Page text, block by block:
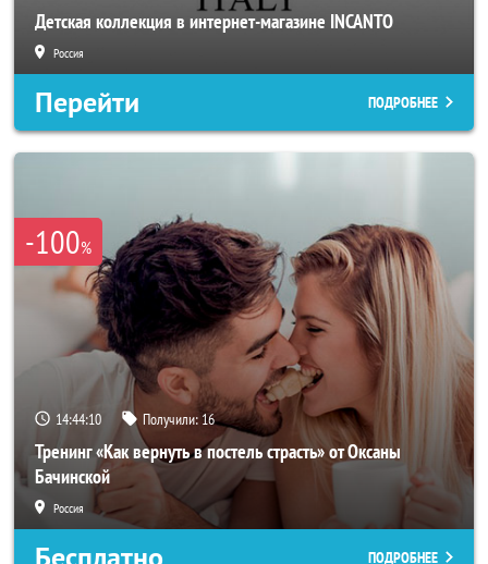
Детская коллекция в интернет-магазине INCANTO
Россия
Перейти ПОДРОБНЕЕ
-100%
14:44:08 Получили: 16
Тренинг «Как вернуть в постель страсть» от Оксаны
Бачинской
Россия
ПОДРОБНЕЕ